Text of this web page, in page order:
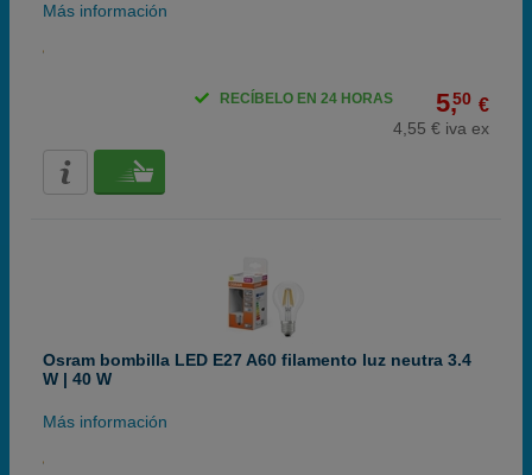
Más información
5,50 €
4,55 € iva ex
RECÍBELO EN 24 HORAS
Osram bombilla LED E27 A60 filamento luz neutra 3.4
W | 40 W
Más información